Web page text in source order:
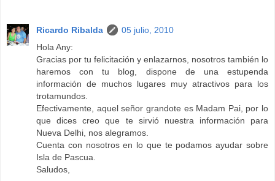
Ricardo Ribalda
05 julio, 2010
Hola Any:
Gracias por tu felicitación y enlazarnos, nosotros también lo
haremos con tu blog, dispone de una estupenda
información de muchos lugares muy atractivos para los
trotamundos.
Efectivamente, aquel señor grandote es Madam Pai, por lo
que dices creo que te sirvió nuestra información para
Nueva Delhi, nos alegramos.
Cuenta con nosotros en lo que te podamos ayudar sobre
Isla de Pascua.
Saludos,